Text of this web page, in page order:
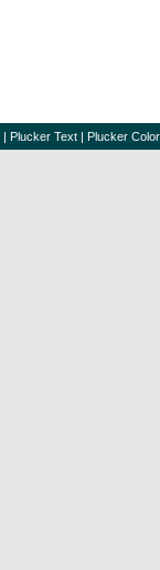
| Plucker Text | Plucker Color